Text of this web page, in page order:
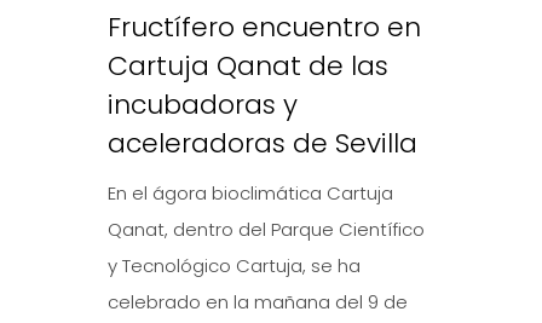
Fructífero encuentro en
Cartuja Qanat de las
incubadoras y
aceleradoras de Sevilla
En el ágora bioclimática Cartuja
Qanat, dentro del Parque Científico
y Tecnológico Cartuja, se ha
celebrado en la mañana del 9 de